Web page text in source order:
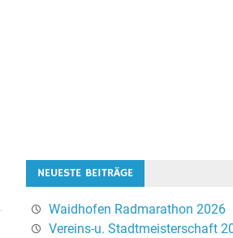
NEUESTE BEITRÄGE
Waidhofen Radmarathon 2026
Vereins-u. Stadtmeisterschaft